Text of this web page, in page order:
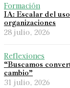
Formación
IA: Escalar del
organizaciones
28 julio, 2026
Reflexiones
“Buscamos
cambio”
31 julio, 2026